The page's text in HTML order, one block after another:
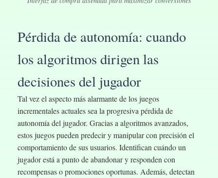
Pérdida de autonomía: cuando
los algoritmos dirigen las
decisiones del jugador
Tal vez el aspecto más alarmante de los juegos
incrementales actuales sea la progresiva pérdida de
autonomía del jugador. Gracias a algoritmos avanzados,
estos juegos pueden predecir y manipular con precisión el
comportamiento de sus usuarios. Identifican cuándo un
jugador está a punto de abandonar y responden con
recompensas o promociones oportunas. Además, detectan